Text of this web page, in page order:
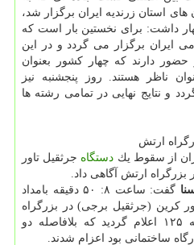
های استان زرندیه ایران برگزار شد،
داشت: برای نخستین بار است كه
ایران برگزار می گردد و در این
دارند كه چهار كشور بعنوان
ناظر هستند. روز پنجشنبه نیز
و نتایج نهایی در تمامی رشته ها
ارتش
از سقوط یك دستگاه جرثقیل تاور
ارتش آگاهی داد.
گفت: ساعت ۸: ۵۰ دقیقه بامداد
كرین (جرثقیل برجی) در بزرگراه
ارتش - میدان اراج به سامانه ۱۲۵ اعلام گردید كه بلافاصله دو
ساختمانی بود اعزام شدند.